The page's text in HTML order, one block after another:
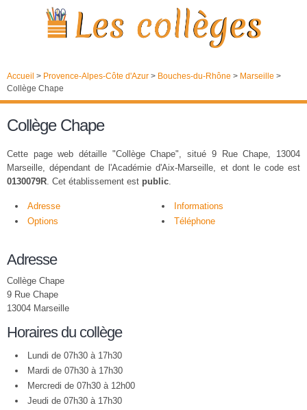
Accueil > Provence-Alpes-Côte d'Azur > Bouches-du-Rhône > Marseille >
Collège Chape
Collège Chape
Cette page web détaille "Collège Chape", situé 9 Rue Chape, 13004
Marseille, dépendant de l'Académie d'Aix-Marseille, et dont le code est
0130079R. Cet établissement est public.
Adresse
Informations
Options
Téléphone
Adresse
Collège Chape
9 Rue Chape
13004 Marseille
Horaires du collège
Lundi de 07h30 à 17h30
Mardi de 07h30 à 17h30
Mercredi de 07h30 à 12h00
Jeudi de 07h30 à 17h30